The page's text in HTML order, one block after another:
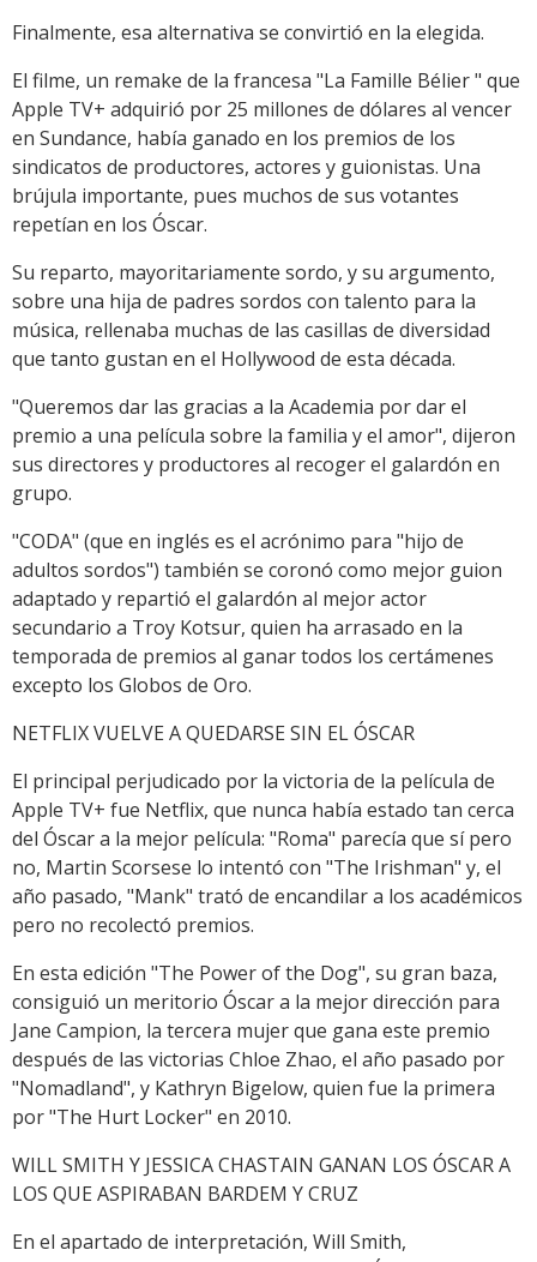
Finalmente, esa alternativa se convirtió en la elegida.
El filme, un remake de la francesa "La Famille Bélier " que
Apple TV+ adquirió por 25 millones de dólares al vencer
en Sundance, había ganado en los premios de los
sindicatos de productores, actores y guionistas. Una
brújula importante, pues muchos de sus votantes
repetían en los Óscar.
Su reparto, mayoritariamente sordo, y su argumento,
sobre una hija de padres sordos con talento para la
música, rellenaba muchas de las casillas de diversidad
que tanto gustan en el Hollywood de esta década.
"Queremos dar las gracias a la Academia por dar el
premio a una película sobre la familia y el amor", dijeron
sus directores y productores al recoger el galardón en
grupo.
"CODA" (que en inglés es el acrónimo para "hijo de
adultos sordos") también se coronó como mejor guion
adaptado y repartió el galardón al mejor actor
secundario a Troy Kotsur, quien ha arrasado en la
temporada de premios al ganar todos los certámenes
excepto los Globos de Oro.
NETFLIX VUELVE A QUEDARSE SIN EL ÓSCAR
El principal perjudicado por la victoria de la película de
Apple TV+ fue Netflix, que nunca había estado tan cerca
del Óscar a la mejor película: "Roma" parecía que sí pero
no, Martin Scorsese lo intentó con "The Irishman" y, el
año pasado, "Mank" trató de encandilar a los académicos
pero no recolectó premios.
En esta edición "The Power of the Dog", su gran baza,
consiguió un meritorio Óscar a la mejor dirección para
Jane Campion, la tercera mujer que gana este premio
después de las victorias Chloe Zhao, el año pasado por
"Nomadland", y Kathryn Bigelow, quien fue la primera
por "The Hurt Locker" en 2010.
WILL SMITH Y JESSICA CHASTAIN GANAN LOS ÓSCAR A
LOS QUE ASPIRABAN BARDEM Y CRUZ
En el apartado de interpretación, Will Smith,